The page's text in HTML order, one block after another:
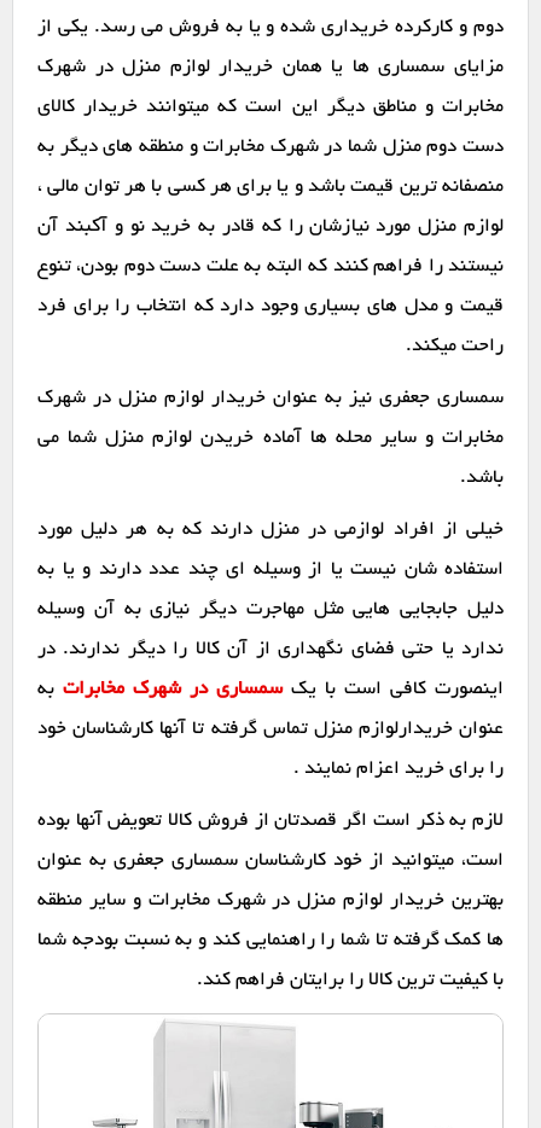
دوم و کارکرده خریداری شده و یا به فروش می رسد. یکی از
مزایای سمساری ها یا همان خریدار لوازم منزل در شهرک
مخابرات و مناطق دیگر این است که میتوانند خریدار کالای
دست دوم منزل شما در شهرک مخابرات و منطقه های دیگر به
منصفانه ترین قیمت باشد و یا برای هر کسی با هر توان مالی ،
لوازم منزل مورد نیازشان را که قادر به خرید نو و آکبند آن
نیستند را فراهم کنند که البته به علت دست دوم بودن، تنوع
قیمت و مدل های بسیاری وجود دارد که انتخاب را برای فرد
راحت میکند.
سمساری جعفری نیز به عنوان خریدار لوازم منزل در شهرک
مخابرات و سایر محله ها آماده خریدن لوازم منزل شما می
باشد.
خیلی از افراد لوازمی در منزل دارند که به هر دلیل مورد
استفاده شان نیست یا از وسیله ای چند عدد دارند و یا به
دلیل جابجایی هایی مثل مهاجرت دیگر نیازی به آن وسیله
ندارد یا حتی فضای نگهداری از آن کالا را دیگر ندارند. در
اینصورت کافی است با یکسمساری در شهرک مخابرات به
عنوان خریدارلوازم منزل تماس گرفته تا آنها کارشناسان خود
را برای خرید اعزام نمایند .
لازم به ذکر است اگر قصدتان از فروش کالا تعویض آنها بوده
است، میتوانید از خود کارشناسان سمساری جعفری به عنوان
بهترین خریدار لوازم منزل در شهرک مخابرات و سایر منطقه
ها کمک گرفته تا شما را راهنمایی کند و به نسبت بودجه شما
با کیفیت ترین کالا را برایتان فراهم کند.